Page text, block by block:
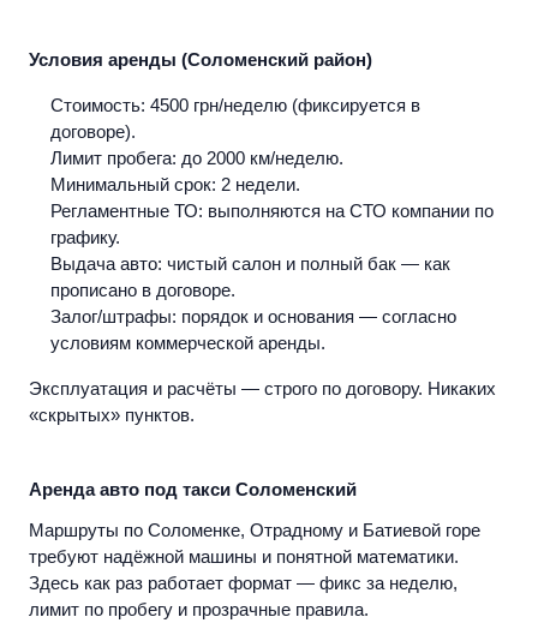
Условия аренды (Соломенский район)
Стоимость: 4500 грн/неделю (фиксируется в
договоре).
Лимит пробега: до 2000 км/неделю.
Минимальный срок: 2 недели.
Регламентные ТО: выполняются на СТО компании по
графику.
Выдача авто: чистый салон и полный бак — как
прописано в договоре.
Залог/штрафы: порядок и основания — согласно
условиям коммерческой аренды.
Эксплуатация и расчёты — строго по договору. Никаких
«скрытых» пунктов.
Аренда авто под такси Соломенский
Маршруты по Соломенке, Отрадному и Батиевой горе
требуют надёжной машины и понятной математики.
Здесь как раз работает формат — фикс за неделю,
лимит по пробегу и прозрачные правила.